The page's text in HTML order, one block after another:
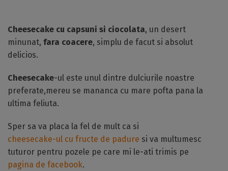
Cheesecake cu capsuni si ciocolata, un desert
minunat, fara coacere, simplu de facut si absolut
delicios.
Cheesecake-ul este unul dintre dulciurile noastre
preferate,mereu se mananca cu mare pofta pana la
ultima feliuta.
Sper sa va placa la fel de mult ca si
cheesecake-ul cu fructe de padure si va multumesc
tuturor pentru pozele pe care mi le-ati trimis pe
pagina de facebook.